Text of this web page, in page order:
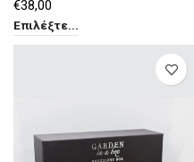
€38,00
Επιλέξτε...